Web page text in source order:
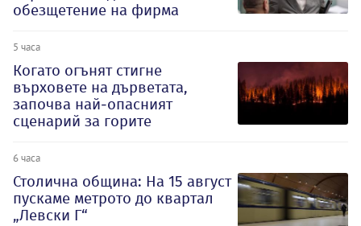
обезщетение на фирма
5 часа
Когато огънят стигне
върховете на дърветата,
започва най-опасният
сценарий за горите
6 часа
Столична община: На 15 август
пускаме метрото до квартал
„Левски Г“